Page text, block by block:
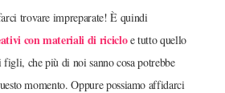
trovare impreparate! È quindi
con materiali di ricicloe tutto quello
che più di noi sanno cosa potrebbe
momento. Oppure possiamo affidarci